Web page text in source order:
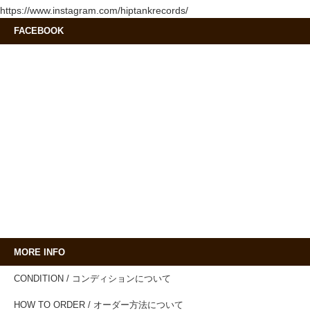
https://www.instagram.com/hiptankrecords/
FACEBOOK
MORE INFO
CONDITION / コンディションについて
HOW TO ORDER / オーダー方法について